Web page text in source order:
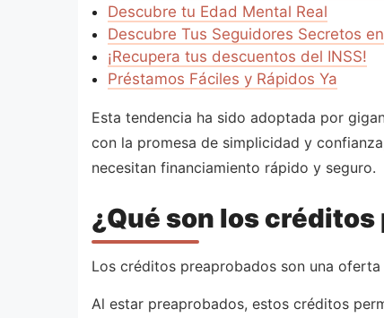
Descubre tu Edad Mental Real
Descubre Tus Seguidores Secretos
¡Recupera tus descuentos del INSS!
Préstamos Fáciles y Rápidos Ya
Esta tendencia ha sido adoptada por
con la promesa de simplicidad y
necesitan financiamiento rápido y seguro.
¿Qué son los
Los créditos preaprobados son una
Al estar preaprobados, estos créditos